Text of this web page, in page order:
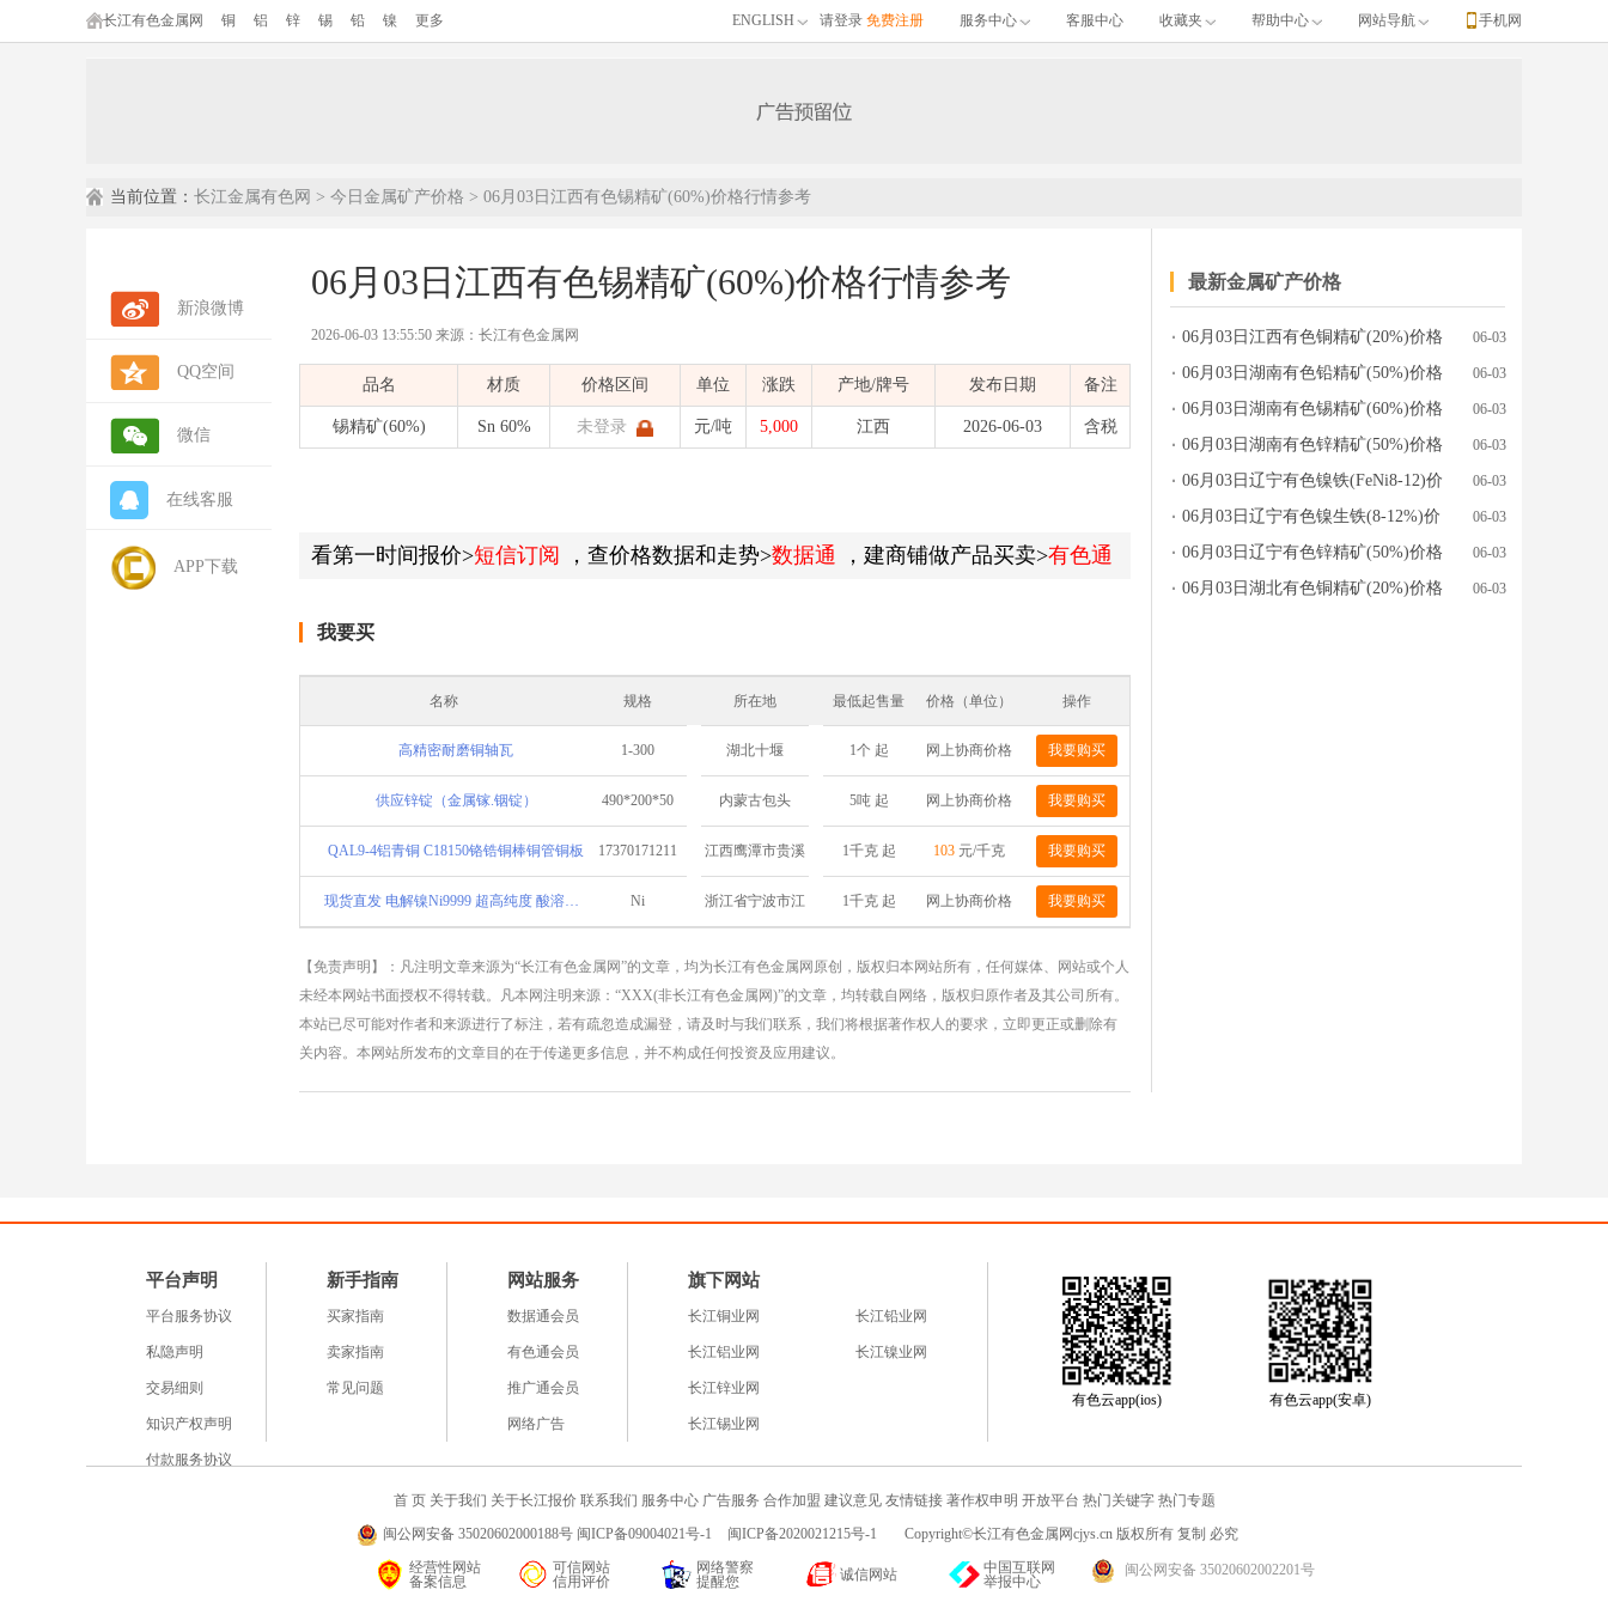
长江有色金属网 铜 铝 锌 锡 铅 镍 更多 ENGLISH 请登录 免费注册 服务中心 客服中心 收藏夹 帮助中心 网站导航 手机网
当前位置： 长江金属有色网 > 今日金属矿产价格 > 06月03日江西有色锡精矿(60%)价格行情参考
新浪微博
QQ空间
微信
在线客服
APP下载
06月03日江西有色锡精矿(60%)价格行情参考
2026-06-03 13:55:50 来源：长江有色金属网
本文为长江有色金属网发布的06月03日江西有色锡精矿(60%)价格行情参考，包含品名、材质、价格区间、单位、涨跌、产地牌号、发布日期等完整行情数据。
数据类型：现货市场报价 | 行情参考 | 有色金属价格
品名 材质 价格区间 单位 涨跌 产地/牌号 发布日期 备注
锡精矿(60%) Sn 60% 未登录 元/吨 5,000 江西 2026-06-03 含税
看第一时间报价>短信订阅 ，查价格数据和走势>数据通 ，建商铺做产品买卖>有色通
我要买
名称 规格 所在地 最低起售量 价格（单位） 操作
高精密耐磨铜轴瓦 1-300 湖北十堰 1个 起 网上协商价格 我要购买
供应锌锭（金属镓.铟锭） 490*200*50 内蒙古包头 5吨 起 网上协商价格 我要购买
QAL9-4铝青铜 C18150铬锆铜棒铜管铜板 17370171211 江西鹰潭市贵溪
市铜产业循环经
1千克 起 103 元/千克 我要购买
现货直发 电解镍Ni9999 超高纯度 酸溶氢化性能稳定 Ni 浙江省宁波市江
桥8号
1千克 起 网上协商价格 我要购买
【免责声明】：凡注明文章来源为“长江有色金属网”的文章，均为长江有色金属网原创，版权归本网站所有，任何媒体、网站或个人
未经本网站书面授权不得转载。凡本网注明来源：“XXX(非长江有色金属网)”的文章，均转载自网络，版权归原作者及其公司所有。
本站已尽可能对作者和来源进行了标注，若有疏忽造成漏登，请及时与我们联系，我们将根据著作权人的要求，立即更正或删除有
关内容。本网站所发布的文章目的在于传递更多信息，并不构成任何投资及应用建议。
最新金属矿产价格
06月03日江西有色铜精矿(20%)价格
行情参考
06-03
06月03日湖南有色铅精矿(50%)价格
行情参考
06-03
06月03日湖南有色锡精矿(60%)价格
行情参考
06-03
06月03日湖南有色锌精矿(50%)价格
行情参考
06-03
06月03日辽宁有色镍铁(FeNi8-12)价
格行情参考
06-03
06月03日辽宁有色镍生铁(8-12%)价
格行情参考
06-03
06月03日辽宁有色锌精矿(50%)价格
行情参考
06-03
06月03日湖北有色铜精矿(20%)价格
06-03
平台声明
平台服务协议
私隐声明
交易细则
知识产权声明
付款服务协议
新手指南
买家指南
卖家指南
常见问题
网站服务
数据通会员
有色通会员
推广通会员
网络广告
旗下网站
长江铜业网
长江铝业网
长江锌业网
长江锡业网
长江铅业网
长江镍业网
有色云app(ios) 有色云app(安卓)
首 页 关于我们 关于长江报价 联系我们 服务中心 广告服务 合作加盟 建议意见 友情链接 著作权申明 开放平台 热门关键字 热门专题
闽公网安备 35020602000188号 闽ICP备09004021号-1
闽ICP备2020021215号-1 Copyright©长江有色金属网cjys.cn 版权所有 复制 必究
经营性网站
备案信息
可信网站
信用评价
网络警察
提醒您
诚信网站
中国互联网
举报中心
闽公网安备 35020602002201号